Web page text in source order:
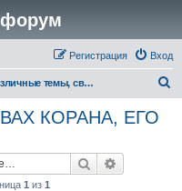
Вход
Регистрация
Различные темы, связанные с Кораном
КОРАНА, ЕГО
Поиск
1 из 1